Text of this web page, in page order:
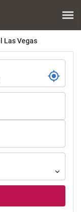
Las Vegas